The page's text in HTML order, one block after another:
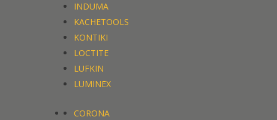
INDUMA
KACHETOOLS
KONTIKI
LOCTITE
LUFKIN
LUMINEX
CORONA